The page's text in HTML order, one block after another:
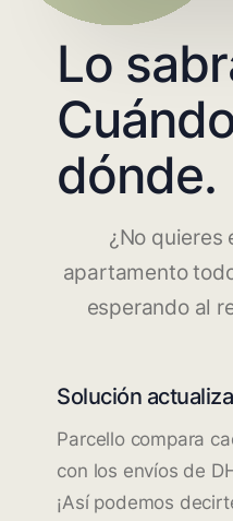
Lo
dónde.
¿No quieres
apartamento
esperando al
Solución
Parcello compara
con los envíos de
¡Así podemos